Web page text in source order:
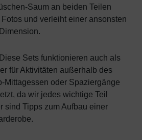
Saum an beiden Teilen
und verleiht einer ansonsten
Sets funktionieren auch als
für Aktivitäten außerhalb des
Mittagessen oder Spaziergänge
da wir jedes wichtige Teil
sind Tipps zum Aufbau einer